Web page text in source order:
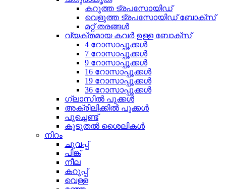
കറുത്ത ട്രപസോയിഡ്
വെളുത്ത ട്രപസോയിഡ് ബോക്സ്
മറ്റ് തരങ്ങൾ
വ്യക്തമായ കവർ ഉള്ള ബോക്സ്
4 റോസാപ്പൂക്കൾ
7 റോസാപ്പൂക്കൾ
9 റോസാപ്പൂക്കൾ
16 റോസാപ്പൂക്കൾ
19 റോസാപ്പൂക്കൾ
36 റോസാപ്പൂക്കൾ
ഗ്ലാസിൽ പൂക്കൾ
അക്രിലിക്കിൽ പൂക്കൾ
പൂച്ചെണ്ട്
കൂടുതൽ ശൈലികൾ
നിറം
ചുവപ്പ്
പിങ്ക്
നീല
കറുപ്പ്
വെള്ള